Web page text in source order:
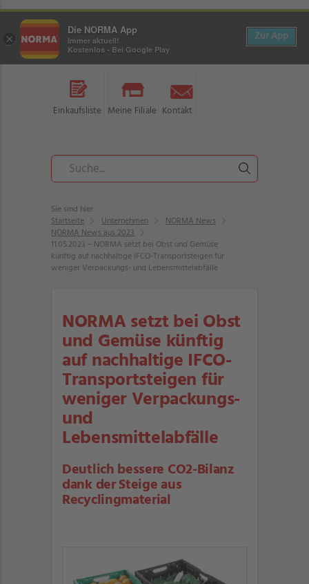
Einkaufsliste Meine Filiale Kontakt
Sie sind hier:
Startseite
Unternehmen
NORMA News
NORMA News aus 2023
11.05.2023 – NORMA setzt bei Obst und Gemüse
künftig auf nachhaltige IFCO-Transportsteigen für
weniger Verpackungs- und Lebensmittelabfälle
NORMA setzt bei Obst
und Gemüse künftig
auf nachhaltige IFCO-
Transportsteigen für
weniger Verpackungs-
und
Lebensmittelabfälle
Deutlich bessere CO2-Bilanz
dank der Steige aus
Recyclingmaterial
×
Die NORMA App
Immer aktuell!
Kostenlos - Bei Google Play
Zur App